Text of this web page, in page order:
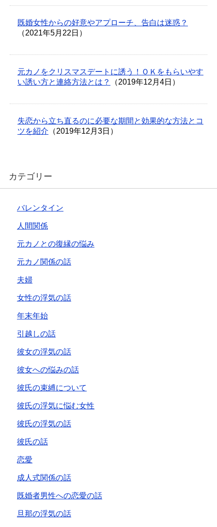
既婚女性からの好意やアプローチ、告白は迷惑？
（2021年5月22日）
元カノをクリスマスデートに誘う！ＯＫをもらいやす
い誘い方と連絡方法とは？
（2019年12月4日）
失恋から立ち直るのに必要な期間と効果的な方法とコ
ツを紹介 （2019年12月3日）
カテゴリー
バレンタイン
人間関係
元カノとの復縁の悩み
元カノ関係の話
夫婦
女性の浮気の話
年末年始
引越しの話
彼女の浮気の話
彼女への悩みの話
彼氏の束縛について
彼氏の浮気に悩む女性
彼氏の浮気の話
彼氏の話
恋愛
成人式関係の話
既婚者男性への恋愛の話
旦那の浮気の話